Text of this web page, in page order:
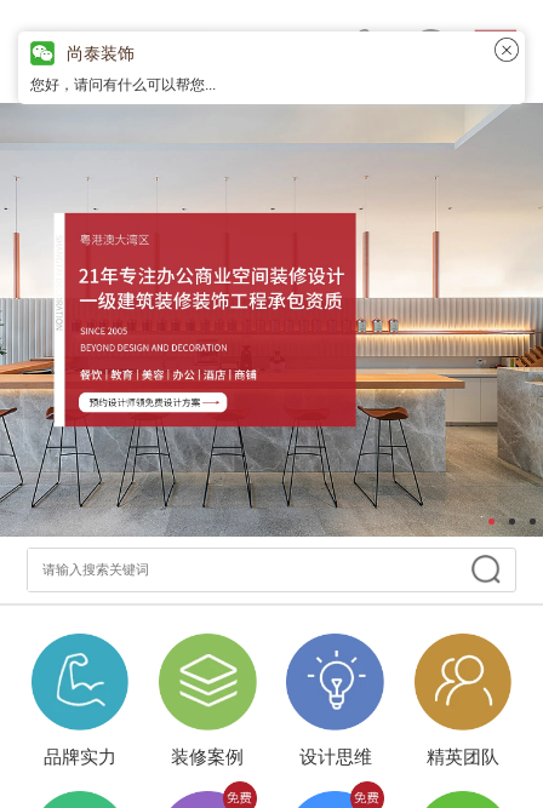
品牌实力 装修案例 设计思维 精英团队
尚泰装饰
您好，请问有什么可以帮您...